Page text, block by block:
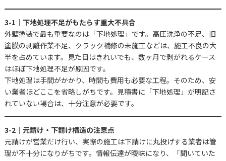
3-1｜下地処理不足がもたらす重大不具合
外壁塗装で最も重要なのは「下地処理」です。高圧洗浄の不足、旧
塗膜の剥離作業不足、クラック補修の未施工などは、施工不良の大
半を占めています。見た目はきれいでも、数ヶ月で剥がれるケース
はほぼ下地処理不足が原因です。
下地処理は手間がかかり、時間も費用も必要な工程。そのため、安
い業者ほどここを省略しがちです。見積書に「下地処理」が明記さ
れていない場合は、十分注意が必要です。
3-2｜元請け・下請け構造の注意点
元請けが営業だけ行い、実際の施工は下請けに丸投げする業者は管
理が不十分になりがちです。情報伝達が曖昧になり、「聞いていた